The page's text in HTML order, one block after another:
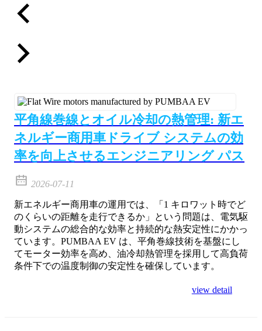
平角線巻線とオイル冷却の熱管理: 新エ
ネルギー商用車ドライブ システムの効
率を向上させるエンジニアリング パス
2026-07-11
新エネルギー商用車の運用では、「1 キロワット時でど
のくらいの距離を走行できるか」という問題は、電気駆
動システムの総合的な効率と持続的な熱安定性にかかっ
ています。PUMBAA EV は、平角巻線技術を基盤にし
てモーター効率を高め、油冷却熱管理を採用して高負荷
条件下での温度制御の安定性を確保しています。
view detail